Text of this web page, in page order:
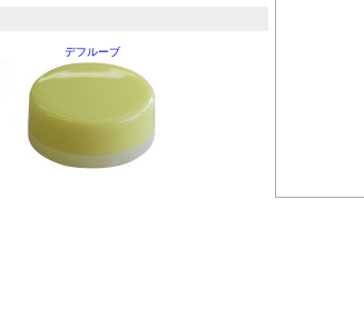
デフルーブ